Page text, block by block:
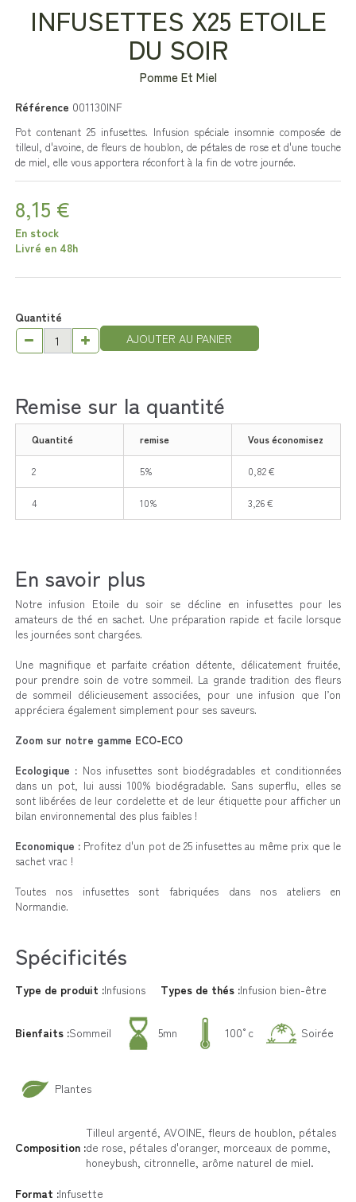
INFUSETTES X25 ETOILE
DU SOIR
Pomme Et Miel
Référence 001130INF
Pot contenant 25 infusettes. Infusion spéciale insomnie composée de
tilleul, d'avoine, de fleurs de houblon, de pétales de rose et d'une touche
de miel, elle vous apportera réconfort à la fin de votre journée.
8,15 €
En stock
Livré en 48h
Quantité
AJOUTER AU PANIER
Remise sur la quantité
Quantité remise Vous économisez
2 5% 0,82 €
4 10% 3,26 €
En savoir plus
Notre infusion Etoile du soir se décline en infusettes pour les
amateurs de thé en sachet. Une préparation rapide et facile lorsque
les journées sont chargées.
Une magnifique et parfaite création détente, délicatement fruitée,
pour prendre soin de votre sommeil. La grande tradition des fleurs
de sommeil délicieusement associées, pour une infusion que l’on
appréciera également simplement pour ses saveurs.
Zoom sur notre gamme ECO-ECO
Ecologique : Nos infusettes sont biodégradables et conditionnées
dans un pot, lui aussi 100% biodégradable. Sans superflu, elles se
sont libérées de leur cordelette et de leur étiquette pour afficher un
bilan environnemental des plus faibles !
Economique :Profitez d'un pot de 25 infusettes au même prix que le
sachet vrac !
Toutes nos infusettes sont fabriquées dans nos ateliers en
Normandie.
Spécificités
Type de produit :Infusions Types de thés :Infusion bien-être
Bienfaits :Sommeil 5mn 100°c Soirée
Plantes
Composition :
Tilleul argenté, AVOINE, fleurs de houblon, pétales
de rose, pétales d'oranger, morceaux de pomme,
honeybush, citronnelle, arôme naturel de miel.
Format :Infusette